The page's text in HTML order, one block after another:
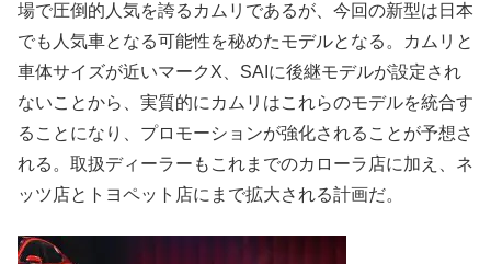
場で圧倒的人気を誇るカムリであるが、今回の新型は日本
でも人気車となる可能性を秘めたモデルとなる。カムリと
車体サイズが近いマークX、SAIに後継モデルが設定され
ないことから、実質的にカムリはこれらのモデルを統合す
ることになり、プロモーションが強化されることが予想さ
れる。取扱ディーラーもこれまでのカローラ店に加え、ネ
ッツ店とトヨペット店にまで拡大される計画だ。